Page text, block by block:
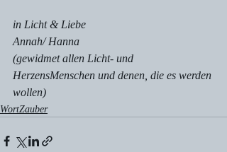
in Licht & Liebe
Annah/ Hanna
(gewidmet allen Licht- und
HerzensMenschen und denen, die es werden
wollen)
WortZauber